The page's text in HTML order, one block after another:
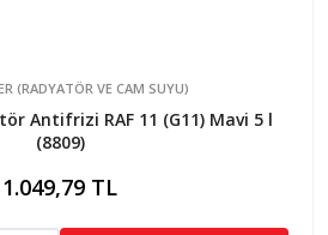
(RADYATÖR VE CAM SUYU)
Antifrizi RAF 11 (G11) Mavi 5 l
(8809)
1.049,79 TL